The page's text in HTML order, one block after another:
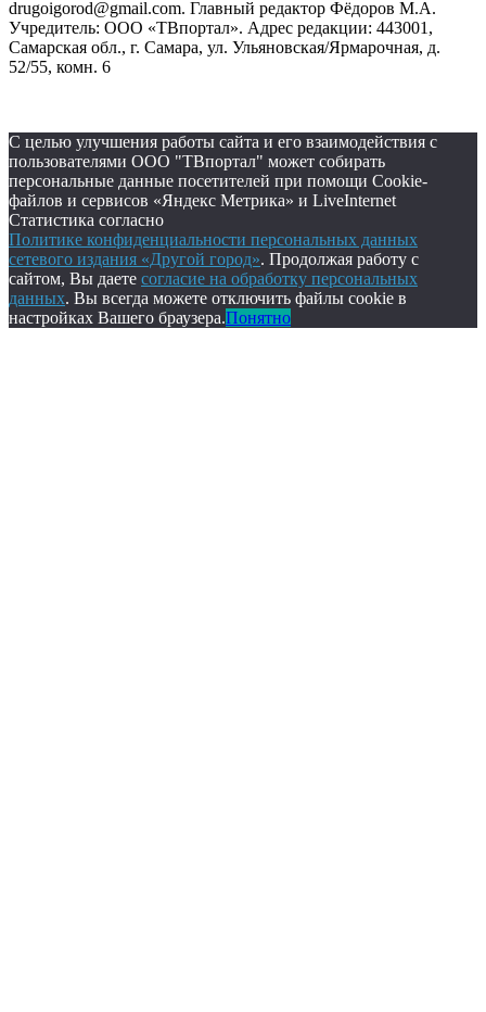
drugoigorod@gmail.com. Главный редактор Фёдоров М.А.
Учредитель: ООО «ТВпортал». Адрес редакции: 443001,
Самарская обл., г. Самара, ул. Ульяновская/Ярмарочная, д.
52/55, комн. 6
С целью улучшения работы сайта и его взаимодействия с
пользователями ООО "ТВпортал" может собирать
персональные данные посетителей при помощи Cookie-
файлов и сервисов «Яндекс Метрика» и LiveInternet
Статистика согласно
Политике конфиденциальности персональных данных
сетевого издания «Другой город». Продолжая работу с
сайтом, Вы даете согласие на обработку персональных
данных. Вы всегда можете отключить файлы cookie в
настройках Вашего браузера.Понятно